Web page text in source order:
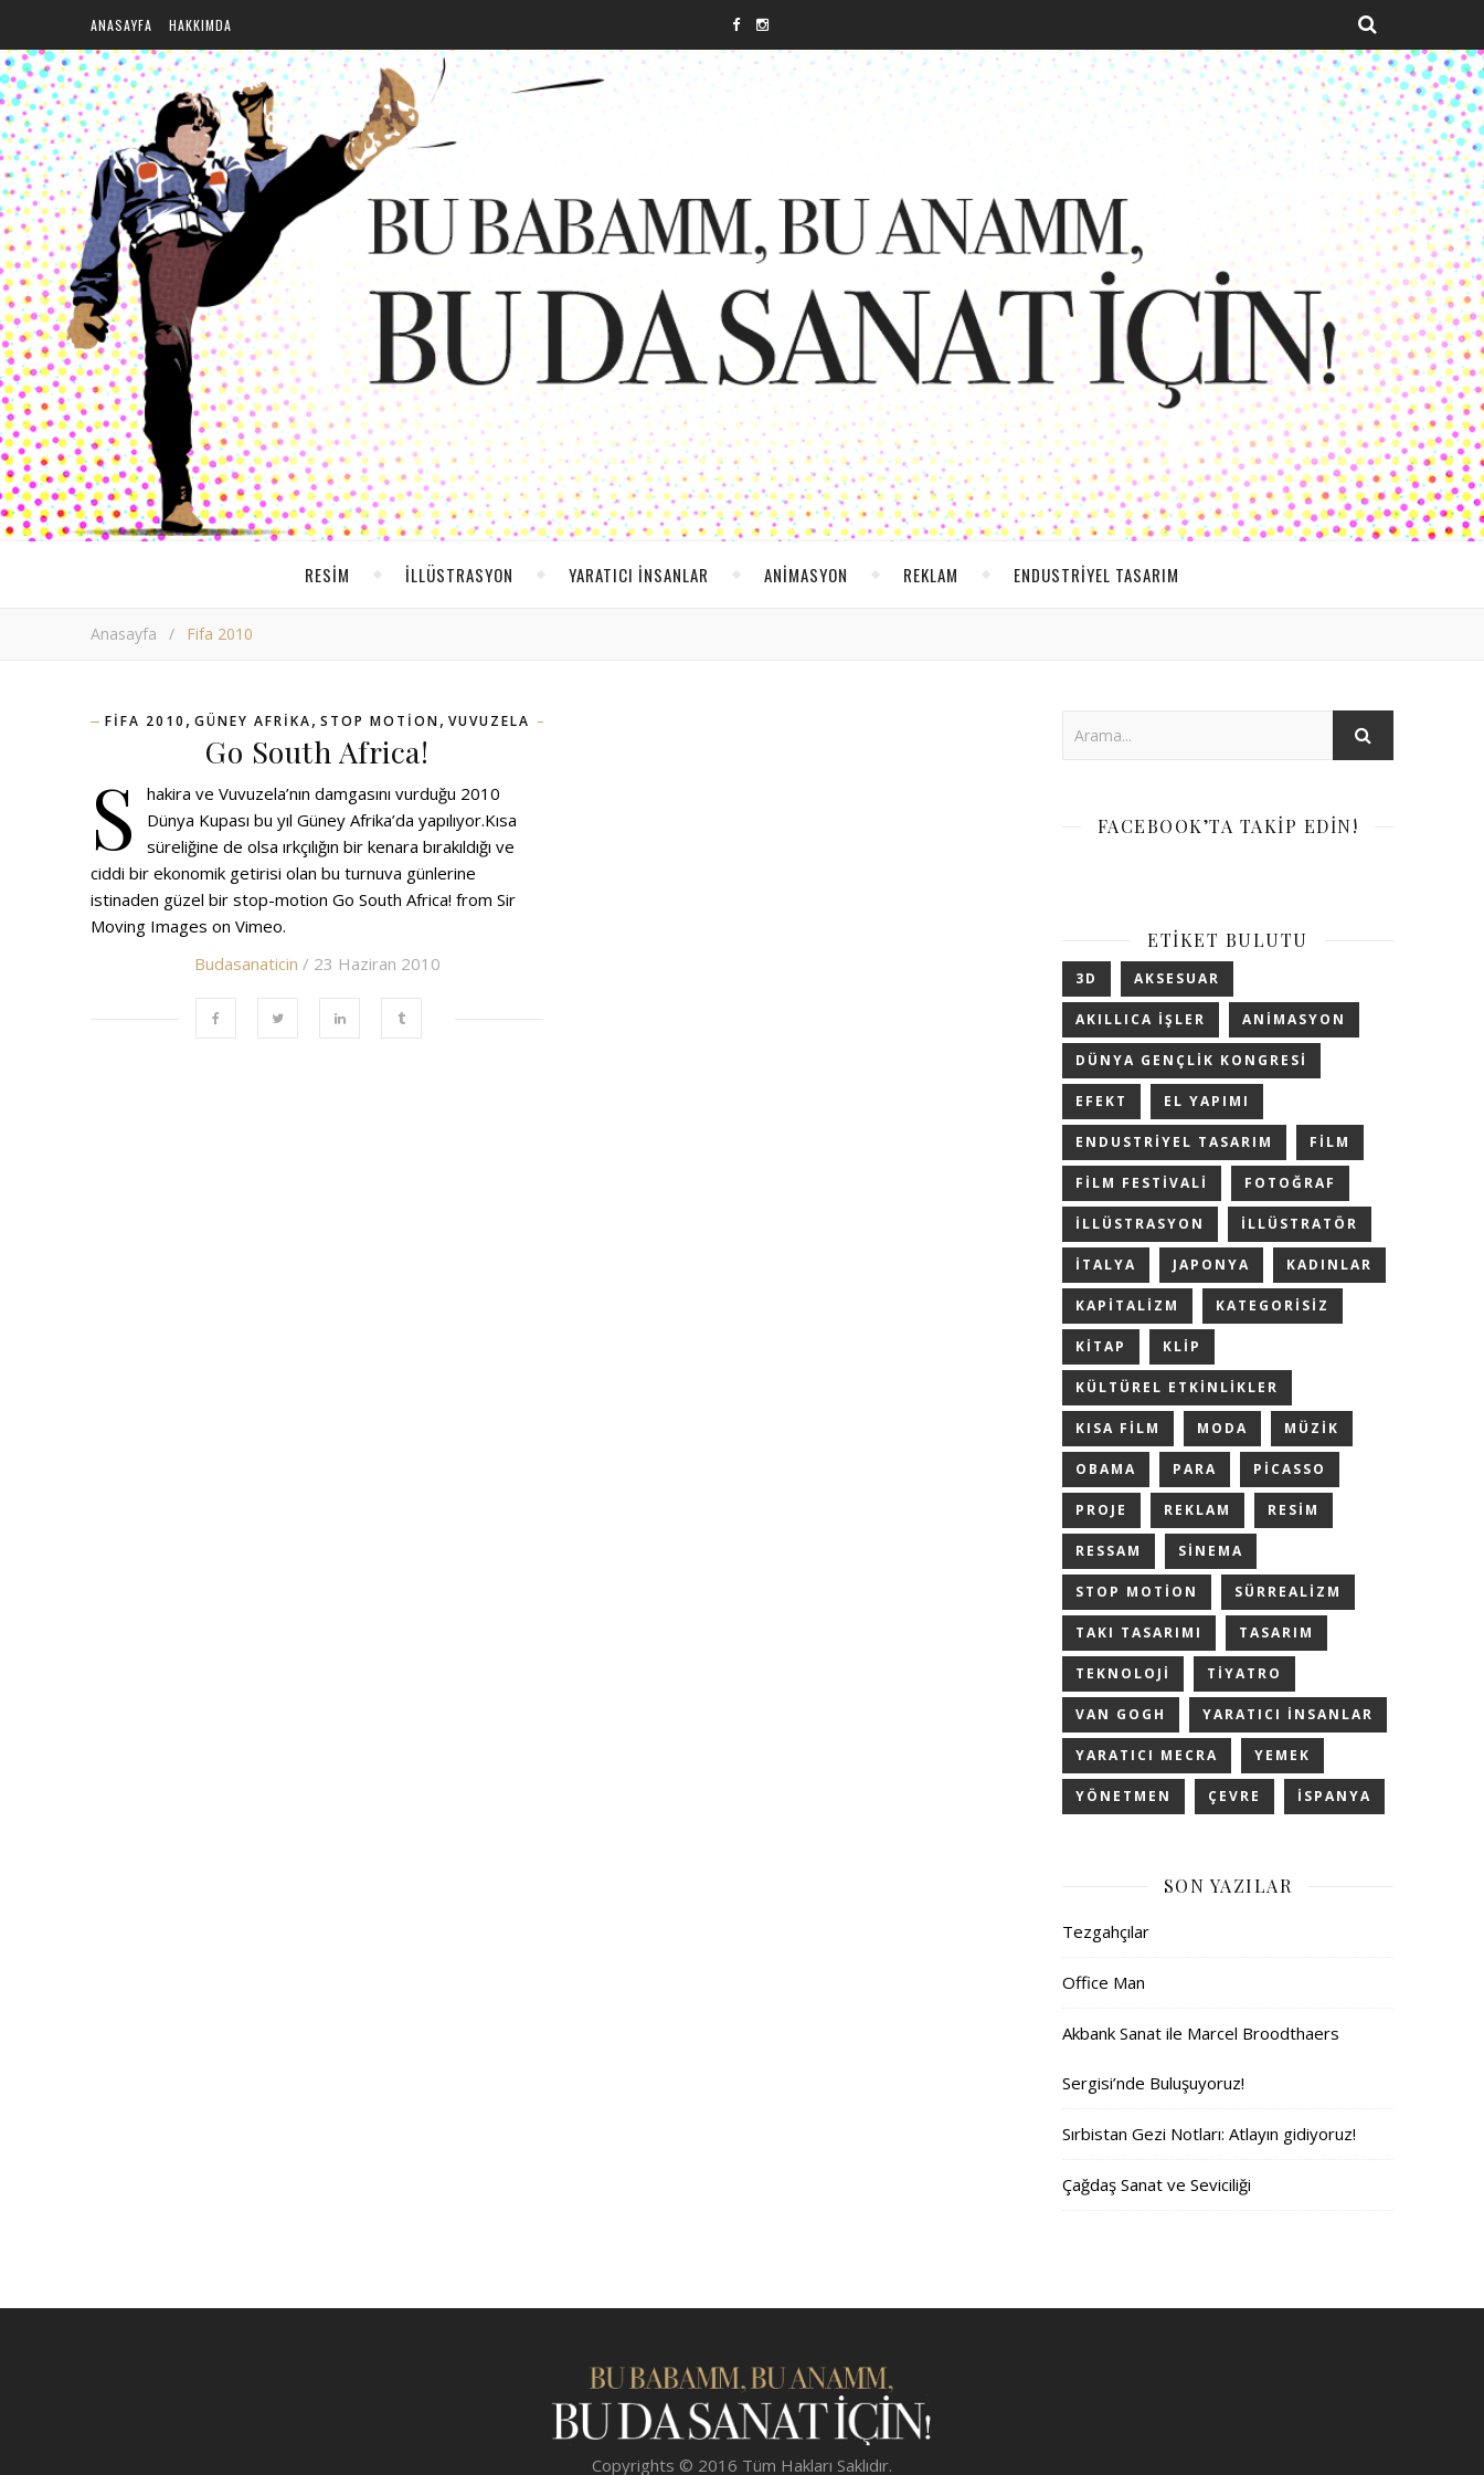
ANASAYFA HAKKIMDA
RESIM ILLÜSTRASYON YARATICI INSANLAR ANIMASYON REKLAM ENDUSTRIYEL TASARIM
Anasayfa / Fifa 2010
FIFA 2010 , GÜNEY AFRIKA, STOP MOTION, VUVUZELA
Go South Africa!
S
hakira ve Vuvuzela’nın damgasını vurduğu 2010
Dünya Kupası bu yıl Güney Afrika’da yapılıyor.Kısa
süreliğine de olsa ırkçılığın bir kenara bırakıldığı ve
ciddi bir ekonomik getirisi olan bu turnuva günlerine
istinaden güzel bir stop-motion Go South Africa! from Sir
Moving Images on Vimeo.
Budasanaticin / 23 Haziran 2010
FACEBOOK’TA TAKIP EDIN!
ETIKET BULUTU
3D AKSESUAR
AKILLICA IŞLER ANIMASYON
DÜNYA GENÇLIK KONGRESI
EFEKT EL YAPIMI
ENDUSTRIYEL TASARIM FILM
FILM FESTIVALI FOTOĞRAF
ILLÜSTRASYON ILLÜSTRATÖR
ITALYA JAPONYA KADINLAR
KAPITALIZM KATEGORISIZ
KITAP KLIP
KÜLTÜREL ETKINLIKLER
KISA FILM MODA MÜZIK
OBAMA PARA PICASSO
PROJE REKLAM RESIM
RESSAM SINEMA
STOP MOTION SÜRREALIZM
TAKI TASARIMI TASARIM
TEKNOLOJI TIYATRO
VAN GOGH YARATICI INSANLAR
YARATICI MECRA YEMEK
YÖNETMEN ÇEVRE İSPANYA
SON YAZILAR
Tezgahçılar
Office Man
Akbank Sanat ile Marcel Broodthaers
Sergisi’nde Buluşuyoruz!
Sırbistan Gezi Notları: Atlayın gidiyoruz!
Çağdaş Sanat ve Seviciliği
Copyrights © 2016 Tüm Hakları Saklıdır.